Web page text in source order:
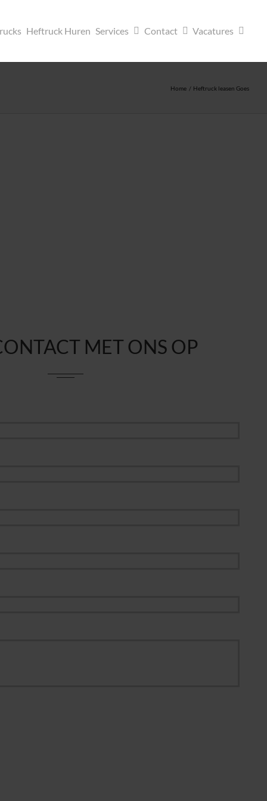
Heftruck Huren Services Contact Vacatures
Home Heftruck leasen Goes
MET ONS OP